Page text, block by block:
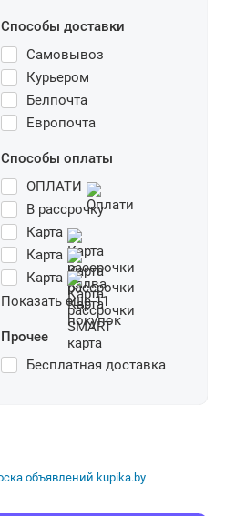
Способы доставки
Самовывоз
Курьером
Белпочта
Европочта
Способы оплаты
ОПЛАТИ
В рассрочку
Карта
Карта
Карта
Показать еще 11
Прочее
Бесплатная доставка